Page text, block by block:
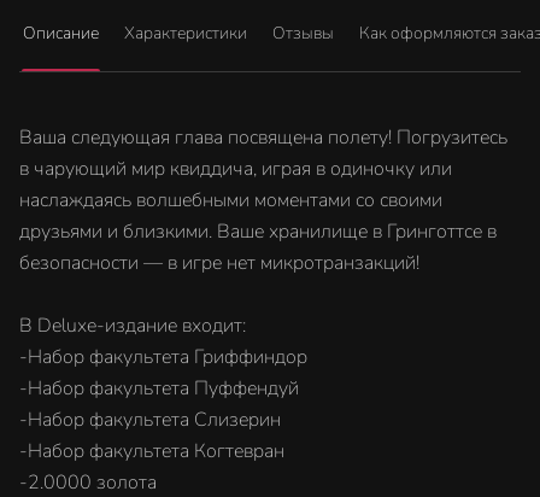
Описание Характеристики Отзывы Как оформляются
Ваша следующая глава посвящена полету! Погрузитесь
в чарующий мир квиддича, играя в одиночку или
наслаждаясь волшебными моментами со своими
друзьями и близкими. Ваше хранилище в Гринготтсе в
безопасности — в игре нет микротранзакций!
В Deluxe-издание входит:
-Набор факультета Гриффиндор
-Набор факультета Пуффендуй
-Набор факультета Слизерин
-Набор факультета Когтевран
-2.0000 золота